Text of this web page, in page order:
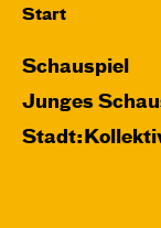
Start
Schauspiel
Junges